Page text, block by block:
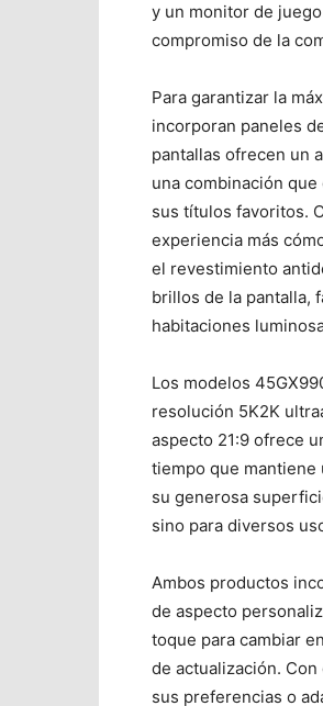
y un monitor de
compromiso de la
Para garantizar la
incorporan paneles
pantallas ofrecen un
una combinación
sus títulos favoritos.
experiencia más
el revestimiento
brillos de la pantalla,
habitaciones
Los modelos
resolución 5K2K
aspecto 21:9 ofrece
tiempo que mantiene
su generosa
sino para diversos
Ambos productos
de aspecto
toque para cambiar
de actualización.
sus preferencias o